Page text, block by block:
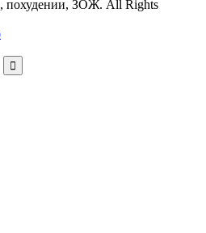
похудении, ЗОЖ. All Rights